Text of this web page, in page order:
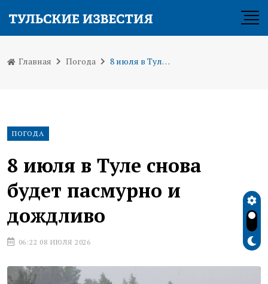
Главная Погода 8 июля в Туле снова будет пасмурно и дождливо
ПОГОДА
8 июля в Туле снова
будет пасмурно и
дождливо
06:22 08 ИЮЛЯ 2026